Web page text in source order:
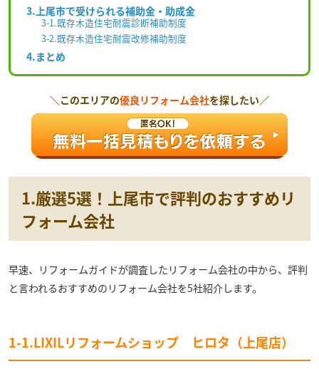
3.上尾市で受けられる補助金・助成金
3-1.既存木造住宅耐震診断補助制度
3-2.既存木造住宅耐震改修補助制度
4.まとめ
＼このエリアの優良リフォーム会社を探したい／
1.厳選5選！上尾市で評判のおすすめリ
フォーム会社
早速、リフォームガイドが調査したリフォーム会社の中から、評判
と言われるおすすめのリフォーム会社を5社紹介します。
1-1.LIXILリフォームショップ ヒロタ（上尾店）